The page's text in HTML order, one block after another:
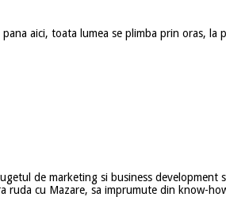
aici, toata lumea se plimba prin oras, la
de marketing si business development
ruda cu Mazare, sa imprumute din know-